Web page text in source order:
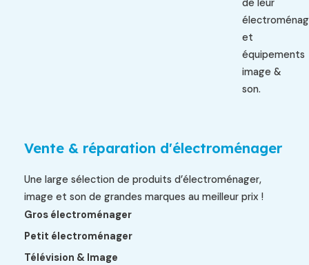
de leur
et
équipements
image &
son.
Vente & réparation d'électroménager
Une large sélection de produits d’électroménager,
image et son de grandes marques au meilleur prix !
Gros électroménager
Petit électroménager
Télévision & Image